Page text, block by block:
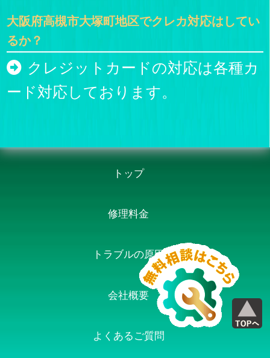
大阪府高槻市大塚町地区でクレカ対応はしてい
るか？
クレジットカードの対応は各種カ
ード対応しております。
トップ
修理料金
トラブルの原因
会社概要
よくあるご質問